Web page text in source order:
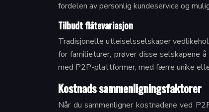
fordelen av personlig kundeservice og
Tilbudt flåtevariasjon
Tradisjonelle utleiselsselskaper
for familieturer, prøver disse selskapene
med P2P-plattformer, med færre unike
Kostnads sammenligningsfaktorer
Når du sammenligner kostnadene ved